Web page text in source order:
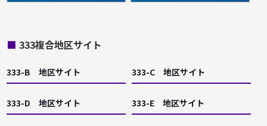
■ 333複合地区サイト
333-B 地区サイト 333-C 地区サイト
333-D 地区サイト 333-E 地区サイト